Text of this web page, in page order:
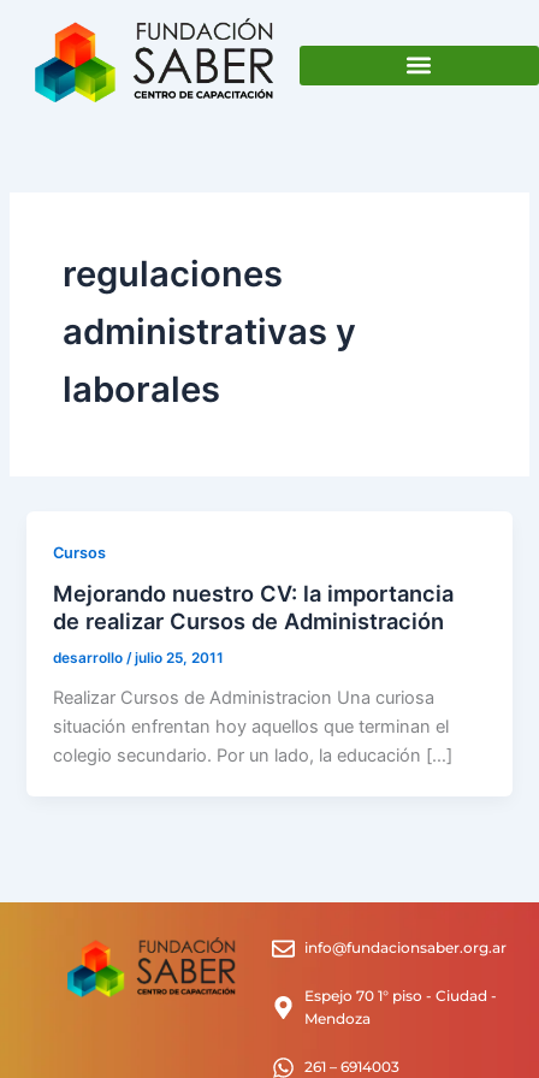
contenido
regulaciones
administrativas y
laborales
Cursos
Mejorando nuestro CV: la importancia
de realizar Cursos de Administración
desarrollo/julio 25, 2011
Realizar Cursos de Administracion Una curiosa
situación enfrentan hoy aquellos que terminan el
colegio secundario. Por un lado, la educación […]
info@fundacionsaber.org.ar
Espejo 70 1° piso - Ciudad -
Mendoza
261 – 6914003